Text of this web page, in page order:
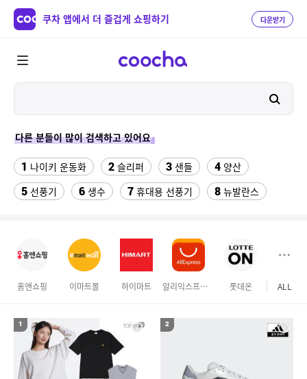
쿠차 앱에서 더 즐겁게 쇼핑하기 다운받기
다른 분들이 많이 검색하고 있어요
1 나이키 운동화 2 슬리퍼 3 샌들 4 양산
5 선풍기 6 생수 7 휴대용 선풍기 8 뉴발란스
가정용고추건조기 12 댄스복상의
여자라인 댄스복 쥐포1kg 15 이상봉에디션 점퍼
16 수향미쌀10kg 17 발바닥저주파 마사지기
미니인형뽑기기계
20 뷔페용기
ALL
홈앤쇼핑 이마트몰 하이마트 알리익스프레스 롯데온
1 2